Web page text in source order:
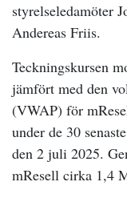
styrelseledamöter
Andereas Friis.
Teckningskursen
jämfört med den
(VWAP) för
under de 30
den 2 juli 2025.
mResell cirka 1,4